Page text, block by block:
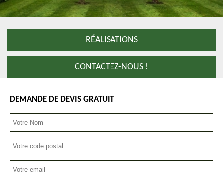
RÉALISATIONS
CONTACTEZ-NOUS !
DEMANDE DE DEVIS GRATUIT